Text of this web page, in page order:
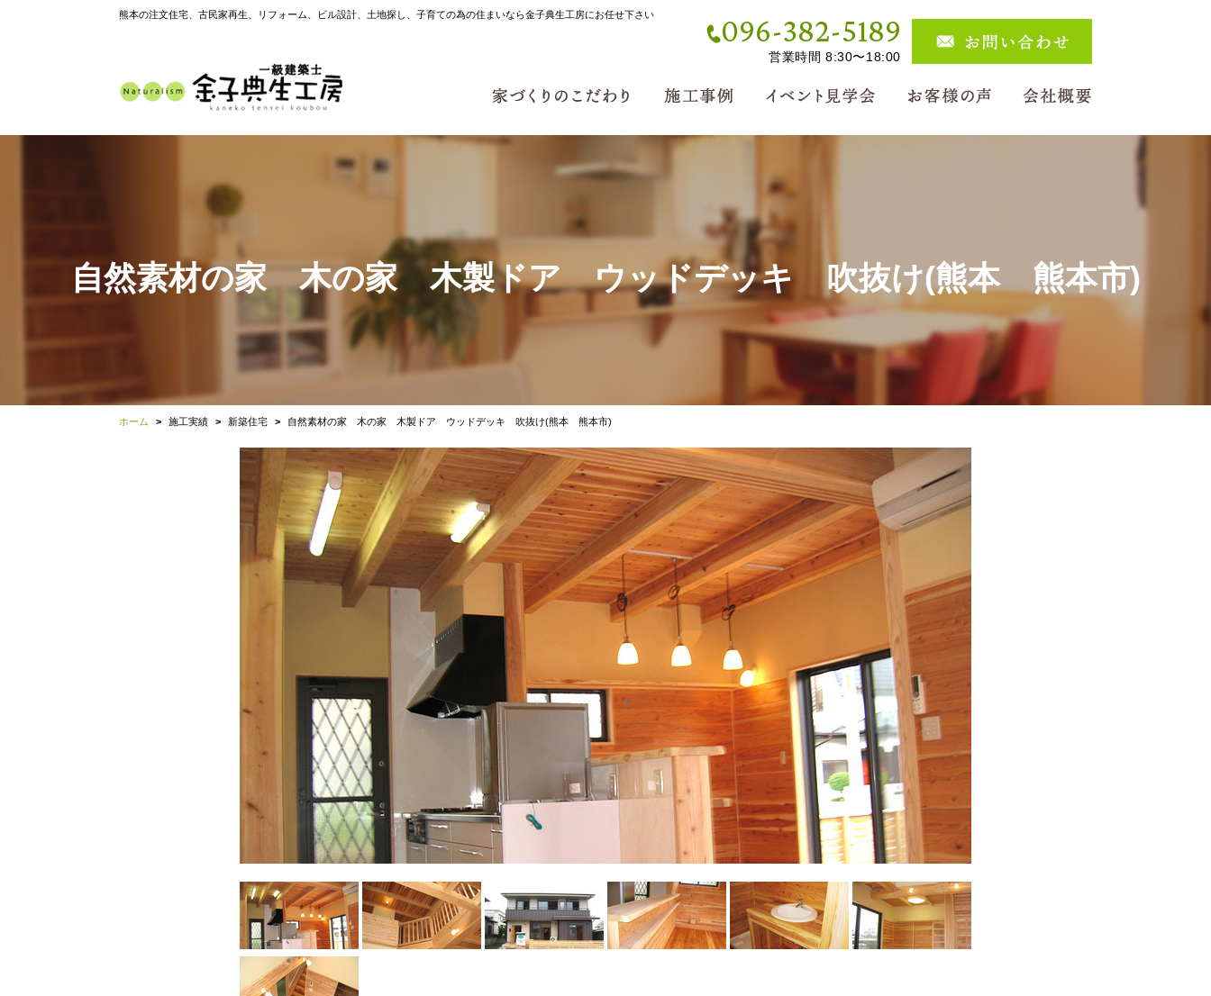
熊本の注文住宅、古民家再生、リフォーム、ビル設計、土地探し、子育ての為の住まいなら金子典生工房にお任せ下さい 096-382-5189
営業時間 8:30〜18:00
自然素材の家 木の家 木製ドア ウッドデッキ 吹抜け(熊本 熊本市)
ホーム 施工実績 新築住宅 自然素材の家 木の家 木製ドア ウッドデッキ 吹抜け(熊本 熊本市)